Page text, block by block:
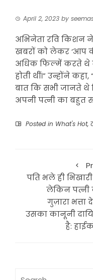
April 2, 2023 by
अभिनेता रवि किशन
खबरों को लेकर ‘आप
अधिक फिल्में करते थे
होती थीं।” उन्होंने
बात कि सभी जानते थे
अपनी पत्नी का बहुत
Posted in What's Hot,
पति भले ही भिखारी
लेकिन पत्नी
गुज़ारा भत्ता
उसका कानूनी
है: